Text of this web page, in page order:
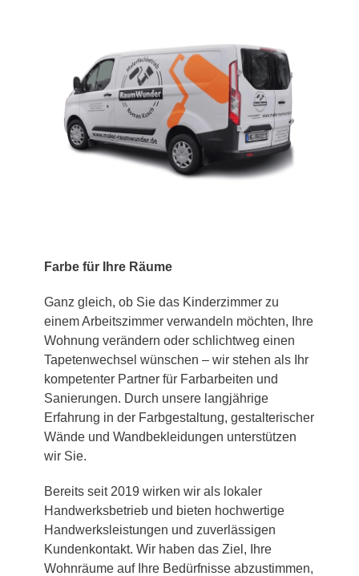
Farbe für Ihre Räume
Ganz gleich, ob Sie das Kinderzimmer zu
einem Arbeitszimmer verwandeln möchten, Ihre
Wohnung verändern oder schlichtweg einen
Tapetenwechsel wünschen – wir stehen als Ihr
kompetenter Partner für Farbarbeiten und
Sanierungen. Durch unsere langjährige
Erfahrung in der Farbgestaltung, gestalterischer
Wände und Wandbekleidungen unterstützen
wir Sie.
Bereits seit 2019 wirken wir als lokaler
Handwerksbetrieb und bieten hochwertige
Handwerksleistungen und zuverlässigen
Kundenkontakt. Wir haben das Ziel, Ihre
Wohnräume auf Ihre Bedürfnisse abzustimmen,